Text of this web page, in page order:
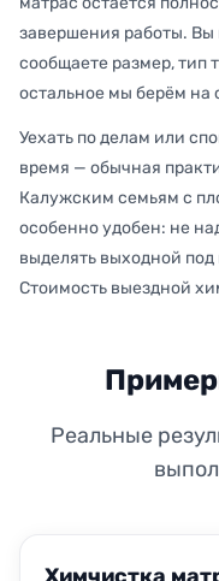
завершения работы. Вы
сообщаете размер, тип
остальное мы берём на
Уехать по делам или
время — обычная
Калужским семьям с
особенно удобен: не
выделять выходной под
Стоимость выездной
Реальные